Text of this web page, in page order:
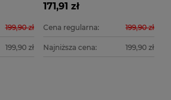
199,90 zł
199,90 zł
171,91 zł
Cena regularna: 199,90 zł
Najniższa cena: 199,90 zł